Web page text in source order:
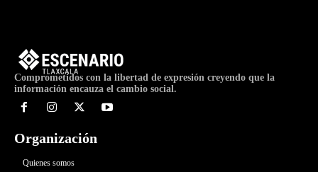
Comprometidos con la libertad de expresión creyendo que la
información encauza el cambio social.
Organización
Quienes somos